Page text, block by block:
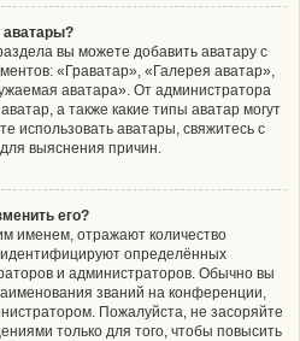
аватары?
вы можете добавить аватару с
«Граватар», «Галерея аватар»,
аватара». От администратора
а также какие типы аватар могут
использовать аватары, свяжитесь с
выяснения причин.
его?
именем, отражают количество
определённых
и администраторов. Обычно вы
званий на конференции,
Пожалуйста, не засоряйте
только для того, чтобы повысить